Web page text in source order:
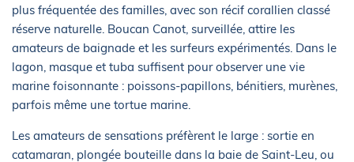
plus fréquentée des familles, avec son récif corallien classé
réserve naturelle. Boucan Canot, surveillée, attire les
amateurs de baignade et les surfeurs expérimentés. Dans le
lagon, masque et tuba suffisent pour observer une vie
marine foisonnante : poissons-papillons, bénitiers, murènes,
parfois même une tortue marine.
Les amateurs de sensations préfèrent le large : sortie en
catamaran, plongée bouteille dans la baie de Saint-Leu, ou